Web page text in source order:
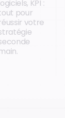
KPI :
pour
votre